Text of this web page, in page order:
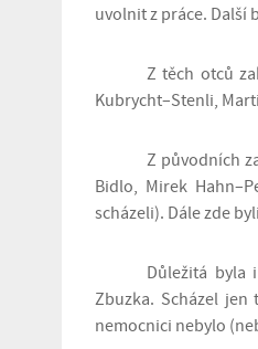
uvolnit z práce. Další
Z těch otců
Kubrycht–Stenli,
Z původních
Bidlo, Mirek
scházeli). Dále zde
Důležitá byla
Zbuzka. Scházel
nemocnici nebylo